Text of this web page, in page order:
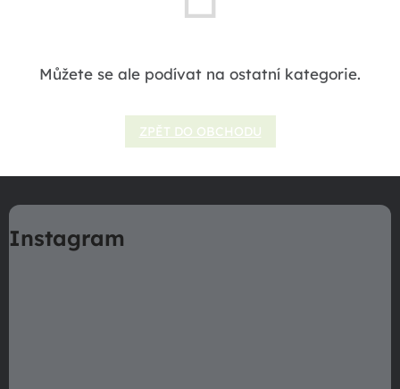
Můžete se ale podívat na ostatní kategorie.
ZPĚT DO OBCHODU
á
pInstagram